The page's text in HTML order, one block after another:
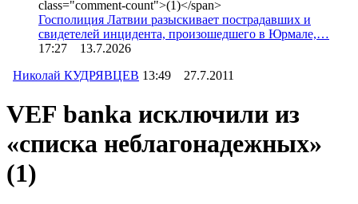
Госполиция Латвии разыскивает пострадавших и
свидетелей инцидента, произошедшего в Юрмале,…
17:27 13.7.2026
Николай КУДРЯВЦЕВ 13:49 27.7.2011
VEF banka исключили из
«списка неблагонадежных»
(1)